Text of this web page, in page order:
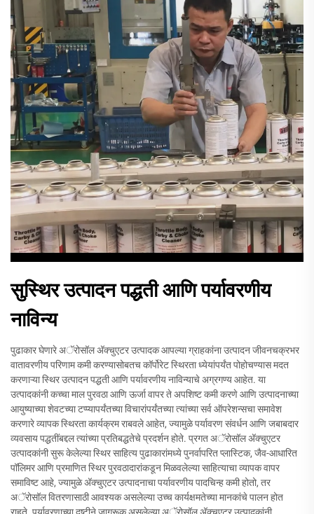
सुस्थिर उत्पादन पद्धती आणि पर्यावरणीय
नाविन्य
पुढाकार घेणारे अॅरोसॉल अ‍ॅक्चुएटर उत्पादक आपल्या ग्राहकांना उत्पादन जीवनचक्रभर
वातावरणीय परिणाम कमी करण्यासोबतच कॉर्पोरेट स्थिरता ध्येयांपर्यंत पोहोचण्यास मदत
करणाऱ्या स्थिर उत्पादन पद्धती आणि पर्यावरणीय नाविन्याचे अग्रगण्य आहेत. या
उत्पादकांनी कच्चा माल पुरवठा आणि ऊर्जा वापर ते अपशिष्ट कमी करणे आणि उत्पादनाच्या
आयुष्याच्या शेवटच्या टप्प्यापर्यंतच्या विचारांपर्यंतच्या त्यांच्या सर्व ऑपरेशन्सचा समावेश
करणारे व्यापक स्थिरता कार्यक्रम राबवले आहेत, ज्यामुळे पर्यावरण संवर्धन आणि जबाबदार
व्यवसाय पद्धतींबद्दल त्यांच्या प्रतिबद्धतेचे प्रदर्शन होते. प्रगत अॅरोसॉल अ‍ॅक्चुएटर
उत्पादकांनी सुरू केलेल्या स्थिर साहित्य पुढाकारांमध्ये पुनर्वापरित प्लास्टिक, जैव-आधारित
पॉलिमर आणि प्रमाणित स्थिर पुरवठादारांकडून मिळवलेल्या साहित्याचा व्यापक वापर
समाविष्ट आहे, ज्यामुळे अ‍ॅक्चुएटर उत्पादनाचा पर्यावरणीय पादचिन्ह कमी होतो, तर
अॅरोसॉल वितरणासाठी आवश्यक असलेल्या उच्च कार्यक्षमतेच्या मानकांचे पालन होत